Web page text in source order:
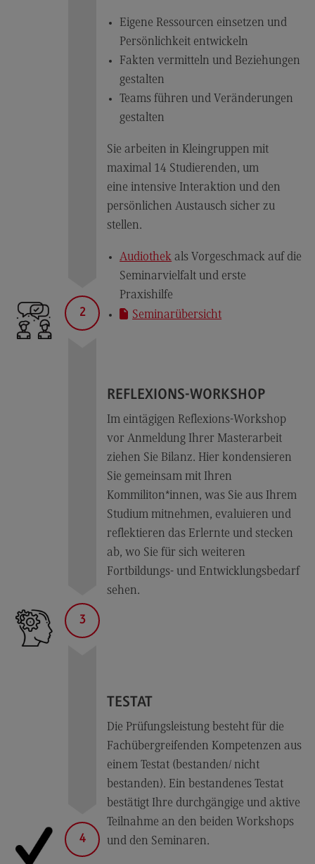
Berufsperspektiven
Media and Data-driven Business
Berufsperspektiven
Wirtschaftspsychologie
Personalmanagement und
Wirtschaftspsychologie
Modulangebot
Berufsperspektiven
Planung und Koordination in der Sozialen Arbeit
Planung und Koordination in der Sozialen
Berufsperspektiven
Rechnungswesen Steuern Wirtschaftsrecht
Rechnungswesen Steuern Wirtschaftsrecht
Modulangebot
Berufsperspektiven
Kontakt
Berufsperspektiven
Soziale Arbeit in der Migrationsgesellschaft
Soziale Arbeit in der Migrationsgesellschaft
Modulangebot
Berufsperspektiven
2
Eigene Ressourcen einsetzen und
Persönlichkeit entwickeln
Fakten vermitteln und Beziehungen
gestalten
Teams führen und Veränderungen
gestalten
Sie arbeiten in Kleingruppen mit
maximal 14 Studierenden, um
eine intensive Interaktion und den
persönlichen Austausch sicher zu
stellen.
Audiothek als Vorgeschmack auf die
Seminarvielfalt und erste
Praxishilfe
Seminarübersicht
3
REFLEXIONS-WORKSHOP
Im eintägigen Reflexions-Workshop
vor Anmeldung Ihrer Masterarbeit
ziehen Sie Bilanz. Hier kondensieren
Sie gemeinsam mit Ihren
Kommiliton*innen, was Sie aus Ihrem
Studium mitnehmen, evaluieren und
reflektieren das Erlernte und stecken
ab, wo Sie für sich weiteren
Fortbildungs- und Entwicklungsbedarf
sehen.
4
TESTAT
Die Prüfungsleistung besteht für die
Fachübergreifenden Kompetenzen aus
einem Testat (bestanden/ nicht
bestanden). Ein bestandenes Testat
bestätigt Ihre durchgängige und aktive
Teilnahme an den beiden Workshops
und den Seminaren.